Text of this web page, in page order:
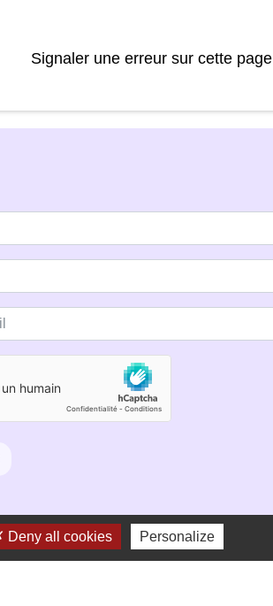
Signaler une erreur sur cette page
Deny all cookies Personalize